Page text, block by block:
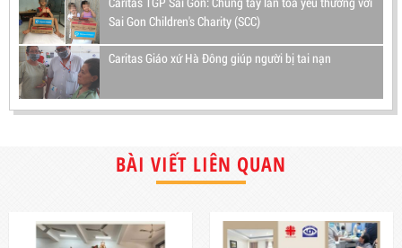
Sai Gon Children's Charity (SCC)
Caritas Giáo xứ Hà Đông giúp người bị tai nạn
BÀI VIẾT LIÊN QUAN